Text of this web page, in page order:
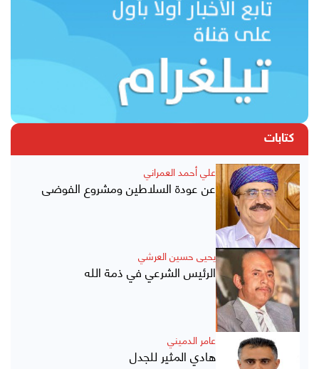
كتابات
علي أحمد العمراني
عن عودة السلاطين ومشروع الفوضى
يحيى حسين العرشي
الرئيس الشرعي في ذمة الله
عامر الدميني
هادي المثير للجدل